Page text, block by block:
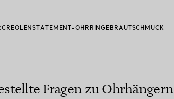
CREOLENSTATEMENT-OHRRINGE BRAUTSCHMUCK
Fragen zu Ohrhängern